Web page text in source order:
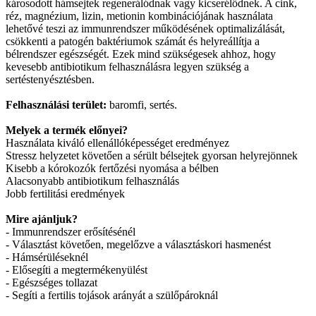
károsodott hámsejtek regenerálódnak vagy kicserélődnek. A cink,
réz, magnézium, lizin, metionin kombinációjának használata
lehetővé teszi az immunrendszer működésének optimalizálását,
csökkenti a patogén baktériumok számát és helyreállítja a
bélrendszer egészségét. Ezek mind szükségesek ahhoz, hogy
kevesebb antibiotikum felhasználásra legyen szükség a
sertéstenyésztésben.
Felhasználási terület: baromfi, sertés.
Melyek a termék előnyei?
Használata kiváló ellenállóképességet eredményez
Stressz helyzetet követően a sérült bélsejtek gyorsan helyrejönnek
Kisebb a kórokozók fertőzési nyomása a bélben
Alacsonyabb antibiotikum felhasználás
Jobb fertilitási eredmények
Mire ajánljuk?
- Immunrendszer erősítésénél
- Választást követően, megelőzve a választáskori hasmenést
- Hámsérüléseknél
- Elősegíti a megtermékenyülést
- Egészséges tollazat
- Segíti a fertilis tojások arányát a szülőpároknál